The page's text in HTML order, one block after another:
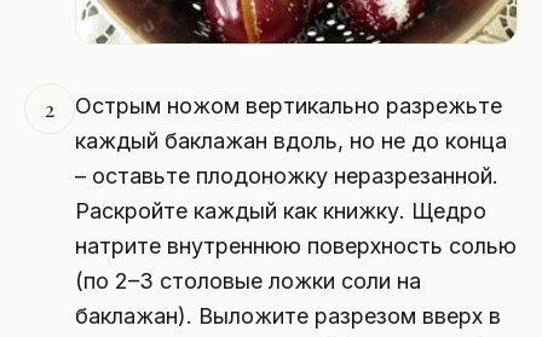
2
Острым ножом вертикально разрежьте
каждый баклажан вдоль, но не до конца
– оставьте плодоножку неразрезанной.
Раскройте каждый как книжку. Щедро
натрите внутреннюю поверхность солью
(по 2–3 столовые ложки соли на
баклажан). Выложите разрезом вверх в